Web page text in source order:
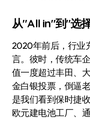
从"All in"到"选
2020年前后，行业
言。彼时，传统车
值一度超过丰田、
金白银投票，倒逼
是我们看到保时捷
欧元建电池工厂、